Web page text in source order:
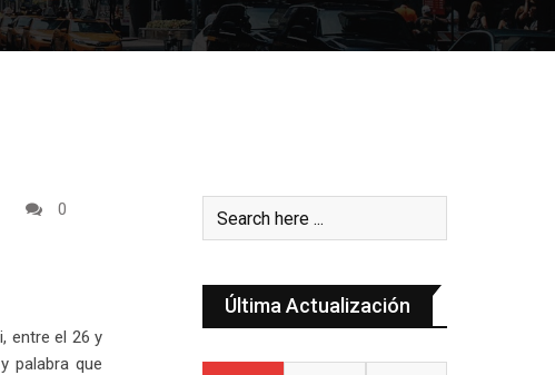
0
entre el 26 y
palabra que
Última Actualización